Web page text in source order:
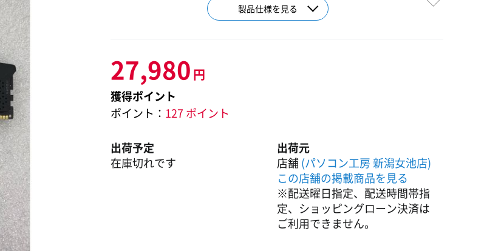
製品仕様を見る
27,980 円
獲得ポイント
ポイント： 127 ポイント
出荷予定
在庫切れです
出荷元
店舗(パソコン工房 新潟女池店)
この店舗の掲載商品を見る
※配送曜日指定、配送時間帯指
定、ショッピングローン決済は
ご利用できません。